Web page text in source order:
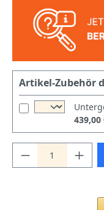
Artikel-Zubehör
439,00